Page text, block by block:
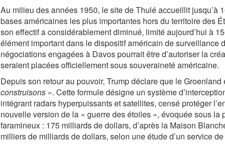
Au milieu des années 1950, le site de Thulé accueillit jusqu’à
bases américaines les plus importantes hors du territoire des
son effectif a considérablement diminué, limité aujourd’hui à
élément important dans le dispositif américain de surveillance
négociations engagées à Davos pourrait être d’autoriser la
seraient placées officiellement sous souveraineté américaine.
Depuis son retour au pouvoir, Trump déclare que le Groenland
construisons ». Cette formule désigne un système
intégrant radars hyperpuissants et satellites, censé protéger
nouvelle version de la « guerre des étoiles », évoquée sous la
faramineux : 175 milliards de dollars, d’après la Maison
milliers de milliards de dollars, selon une étude d’un service